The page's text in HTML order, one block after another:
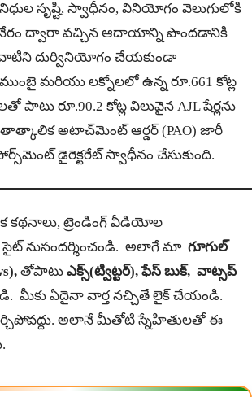
నిధుల సృష్టి, స్వాధీనం, వినియోగం వెలుగులోకి
నేరం ద్వారా వచ్చిన ఆదాయాన్ని పొందడానికి
దుర్వినియోగం చేయకుండా
మరియు లక్నోలలో ఉన్న రూ.661 కోట్ల
పాటు రూ.90.2 కోట్ల విలువైన AJL షేర్లను
తాత్కాలిక అటాచ్‌మెంట్ ఆర్డర్ (PAO) జారీ
డైరెక్టరేట్ స్వాధీనం చేసుకుంది.
కథనాలు, ట్రెండింగ్ వీడియోల
నుసందర్శించండి. అలాగే మా గూగుల్
తోపాటు ఎక్స్(ట్విట్టర్),ఫేస్ బుక్, వాట్సప్
మీకు ఏదైనా వార్త నచ్చితే లైక్ చేయండి.
అలానే మీతోటి స్నేహితులతో ఈ